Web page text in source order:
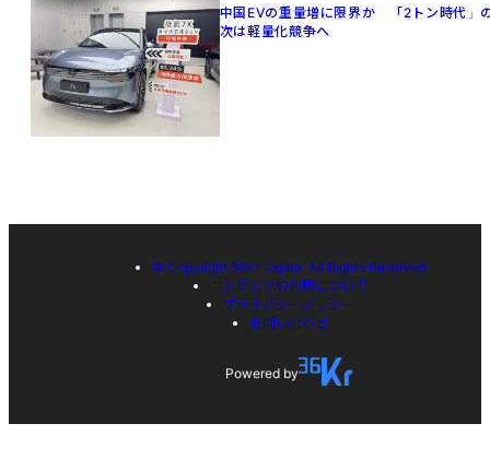
中国EVの重量増に限界か 「2トン時代」
次は軽量化競争へ
© Copyright 36Kr Japan, All Rights Reserved
コンテンツの利用について
プライバシーポリシー
お問い合わせ
Powered by